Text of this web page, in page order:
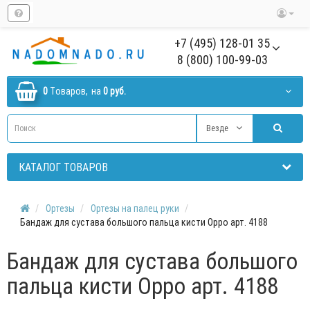
+7 (495) 128-01 35
8 (800) 100-99-03
0 Tоваров, на 0 руб.
Везде
КАТАЛОГ ТОВАРОВ
Ортезы
Ортезы на палец руки
Бандаж для сустава большого пальца кисти Oppo арт. 4188
Бандаж для сустава большого
пальца кисти Oppo арт. 4188